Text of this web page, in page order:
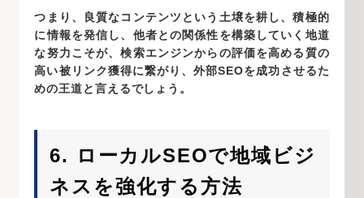
つまり、良質なコンテンツという土壌を耕し、積極的
に情報を発信し、他者との関係性を構築していく地道
な努力こそが、検索エンジンからの評価を高める質の
高い被リンク獲得に繋がり、外部SEOを成功させるた
めの王道と言えるでしょう。
6. ローカルSEOで地域ビジ
ネスを強化する方法